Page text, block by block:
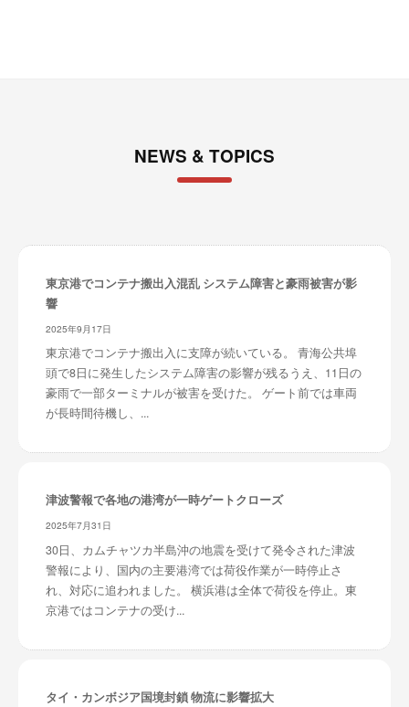
NEWS & TOPICS
東京港でコンテナ搬出入混乱 システム障害と豪雨被害が影
響
2025年9月17日
東京港でコンテナ搬出入に支障が続いている。 青海公共埠
頭で8日に発生したシステム障害の影響が残るうえ、11日の
豪雨で一部ターミナルが被害を受けた。 ゲート前では車両
が長時間待機し、...
津波警報で各地の港湾が一時ゲートクローズ
2025年7月31日
30日、カムチャツカ半島沖の地震を受けて発令された津波
警報により、国内の主要港湾では荷役作業が一時停止さ
れ、対応に追われました。 横浜港は全体で荷役を停止。東
京港ではコンテナの受け...
タイ・カンボジア国境封鎖 物流に影響拡大